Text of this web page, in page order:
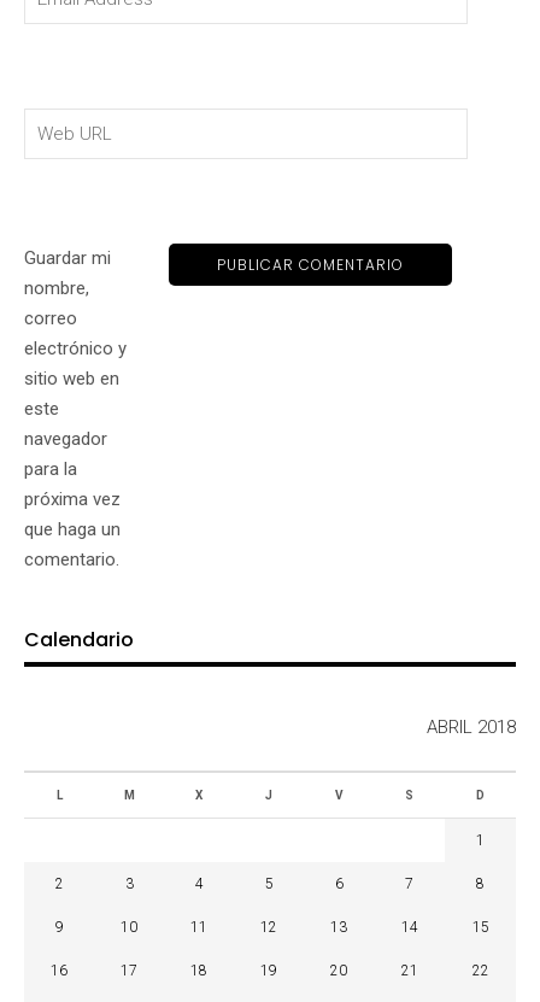
Guardar mi
nombre,
correo
electrónico y
sitio web en
este
navegador
para la
próxima vez
que haga un
comentario.
Calendario
ABRIL 2018
L M X J V S D
1
2 3 4 5 6 7 8
9 10 11 12 13 14 15
16 17 18 19 20 21 22